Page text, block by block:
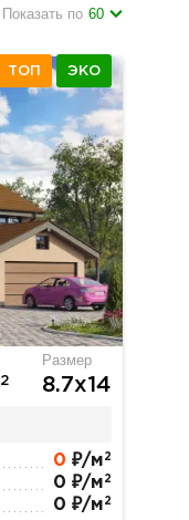
Показать по 60
ТОП ЭКО
2
Размер
8.7х14
0 ₽/м 2
0 ₽/м 2
0 ₽/м 2